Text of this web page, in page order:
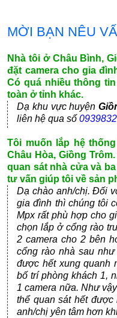
MỜI BẠN NÊU
Nhà tôi ở Châu Bình,
đặt camera cho gia
Có quá nhiều thông
toàn ở tỉnh khác.
Dạ khu vực huyện
liên hệ qua số
Tôi muốn lắp hệ
Châu Hòa, Giồng
quan sát nhà cửa và
tư vấn giúp tôi về sản
Dạ chào anh/chị. Đối
gia đình thì chúng tôi
Mpx rất phù hợp cho
chọn lắp ở cổng rào
2 camera cho 2 bên
cổng rào nhà sau
được hết xung quanh
bố trí phòng khách 1,
1 camera nữa. Như
thể quan sát hết
anh/chị yên tâm hơn